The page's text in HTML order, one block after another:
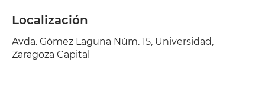
Localización
Avda. Gómez Laguna Núm. 15, Universidad,
Zaragoza Capital